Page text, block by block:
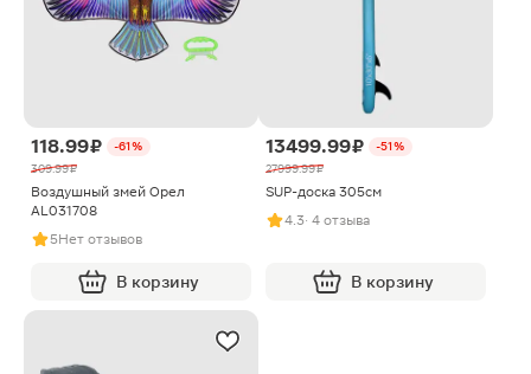
118.99 ₽
-61%
309.99 ₽
Воздушный змей Орел
AL031708
5Нет отзывов
В корзину
13499.99 ₽
-51%
27999.99 ₽
SUP-доска 305см
4.3· 4 отзыва
В корзину